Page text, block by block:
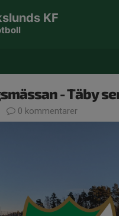
KF
- Täby
0 kommentarer